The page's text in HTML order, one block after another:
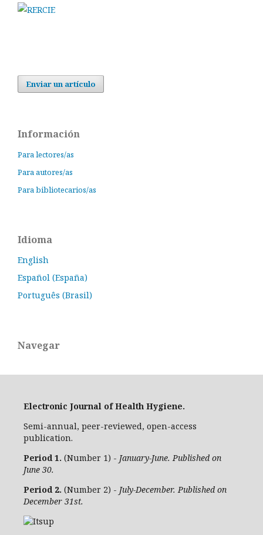
Enviar un artículo
Información
Para lectores/as
Para autores/as
Para bibliotecarios/as
Idioma
English
Español (España)
Português (Brasil)
Navegar
Electronic Journal of Health Hygiene.
Semi-annual, peer-reviewed, open-access
publication.
Period 1. (Number 1) - January-June. Published on
June 30.
Period 2. (Number 2) - July-December. Published on
December 31st.